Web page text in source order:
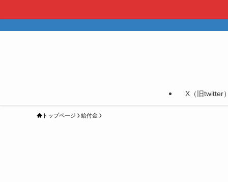
X（旧twitter
トップページ 給付金